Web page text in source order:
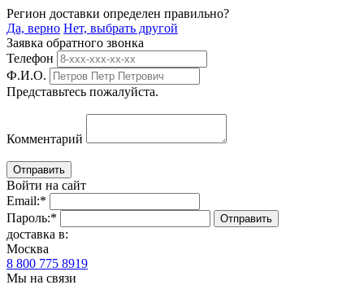
Регион доставки определен правильно?
Да, верно Нет, выбрать другой
Заявка обратного звонка
Телефон
Ф.И.О.
Представьтесь пожалуйста.
Комментарий
Войти на сайт
Email:*
Пароль:*
доставка в:
Москва
8 800 775 8919
Мы на связи